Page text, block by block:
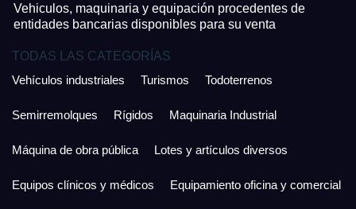
Vehiculos, maquinaria y equipación procedentes de
entidades bancarias disponibles para su venta
TODAS LAS CATEGORÍAS
Vehículos industriales
Turismos Todoterrenos
Semirremolques Rígidos Maquinaria Industrial
Máquina de obra pública Lotes y artículos diversos
Equipos clínicos y médicos Equipamiento oficina y comercial